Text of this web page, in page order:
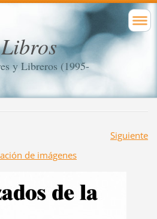
y Libreros (1995-
Siguiente
de imágenes